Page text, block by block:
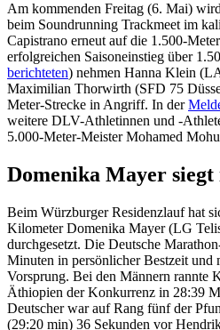
Am kommenden Freitag (6. Mai)
beim Soundrunning Trackmeet im
Capistrano erneut auf die 1.500-
erfolgreichen Saisoneinstieg über
berichteten) nehmen Hanna Klein
Maximilian Thorwirth (SFD 75
Meter-Strecke in Angriff. In der
weitere DLV-Athletinnen und -
5.000-Meter-Meister Mohamed
Domenika Mayer
Beim Würzburger Residenzlauf hat
Kilometer Domenika Mayer (LG
durchgesetzt. Die Deutsche
Minuten in persönlicher Bestzeit und
Vorsprung. Bei den Männern rannte
Äthiopien der Konkurrenz in 28:39
Deutscher war auf Rang fünf der
(29:20 min) 36 Sekunden vor